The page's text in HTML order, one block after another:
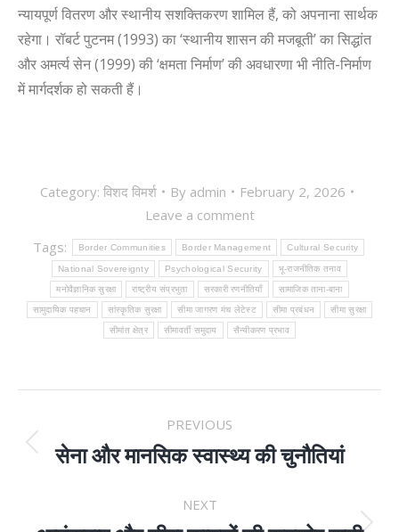
न्यायपूर्ण वितरण और स्थानीय सशक्तिकरण शामिल हैं, को अपनाना सार्थक
रहेगा। रॉबर्ट पुटनम (1993) का ‘स्थानीय शासन की मजबूती’ का सिद्धांत
और अमर्त्य सेन (1999) की ‘क्षमता निर्माण’ की अवधारणा भी नीति-निर्माण
में मार्गदर्शक हो सकती हैं।
Category: विशद विमर्श By admin
February 2, 2026
Leave a comment
Tags:
Border Communities Border Management Cultural Security
National Sovereignty Psychological Security भू-राजनीतिक तनाव
मनोवैज्ञानिक सुरक्षा राष्ट्रीय संप्रभुता सरकारी रणनीतियाँ सामाजिक ताना-बाना
सामुदायिक पहचान सांस्कृतिक सुरक्षा सीमा जागरण मंच लेटेस्ट सीमा प्रबंधन सीमा सुरक्षा
सीमांत क्षेत्र सीमावर्ती समुदाय सैन्यीकरण प्रभाव
POST
NAVIGATION
PREVIOUS
Previous
सेना और मानसिक स्वास्थ्य की चुनौतियां
NEXT